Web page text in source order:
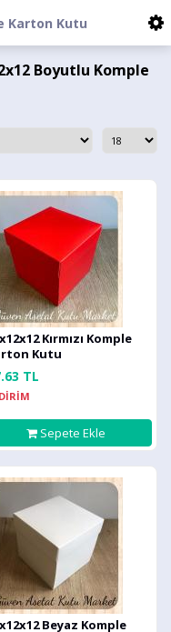
Karton Kutu
Boyutlu Komple
Kırmızı Komple
Kutu
TL
Sepete Ekle
Beyaz Komple